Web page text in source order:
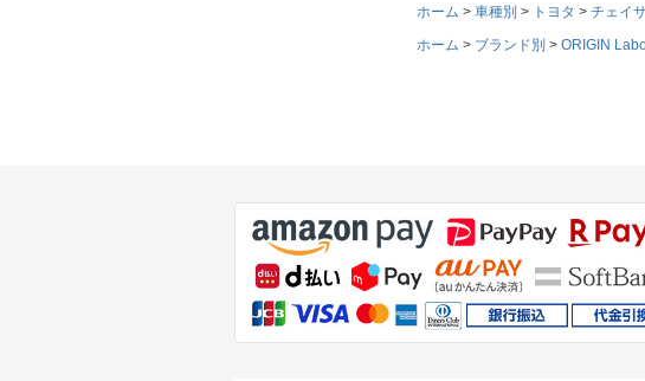
ホーム 車種別 トヨタ チェイ
ホーム
ブランド別 ORIGIN